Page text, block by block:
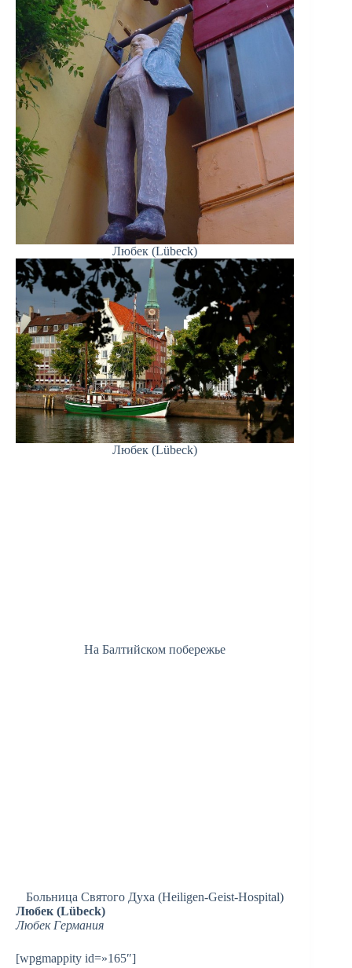
Любек (Lübeck)
Любек (Lübeck)
На Балтийском побережье
Больница Святого Духа (Heiligen-Geist-Hospital)
Любек (Lübeck)
Любек Германия
[wpgmappity id=»165″]